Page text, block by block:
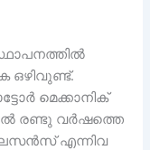
ഒഴിവുണ്ട്.
മെക്കാനിക്
രണ്ടു വർഷത്തെ
എന്നിവ